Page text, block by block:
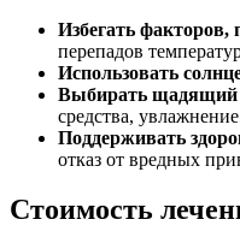
Избегать
перепадов
Использовать
Выбирать щадящий
средства,
Поддерживать
отказ от вредных
Стоимость